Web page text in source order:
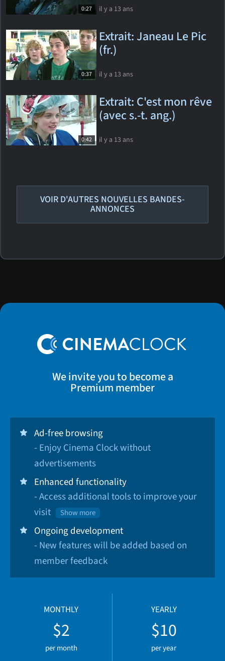
0:27 il y a 13 ans
0:37
Extrait: Janeau Le Pic
(fr.)
il y a 13 ans
0:42
Extrait: C'est mon rêve
(avec s.-t. ang.)
il y a 13 ans
VOIR D'AUTRES NOUVELLES BANDES-
ANNONCES
We invite you to become a
Premium member
Ad-free browsing
- Enjoy Cinema Clock without
advertisements
Enhanced functionality
- Access additional tools to improve your
visit
Show more
Ongoing development
- New features will be added based on
member feedback
MONTHLY
$2
per month
YEARLY
$10
per year